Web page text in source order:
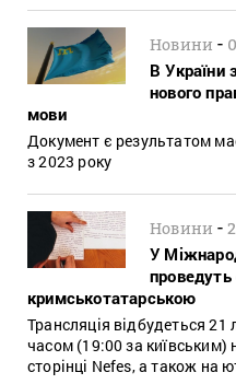
Новини -
В України
нового
мови
Документ є результатом
з 2023 року
Новини -
У
кримськотатарською
Трансляція відбудеться
часом (19:00 за київським)
сторінці Nefes, а також на